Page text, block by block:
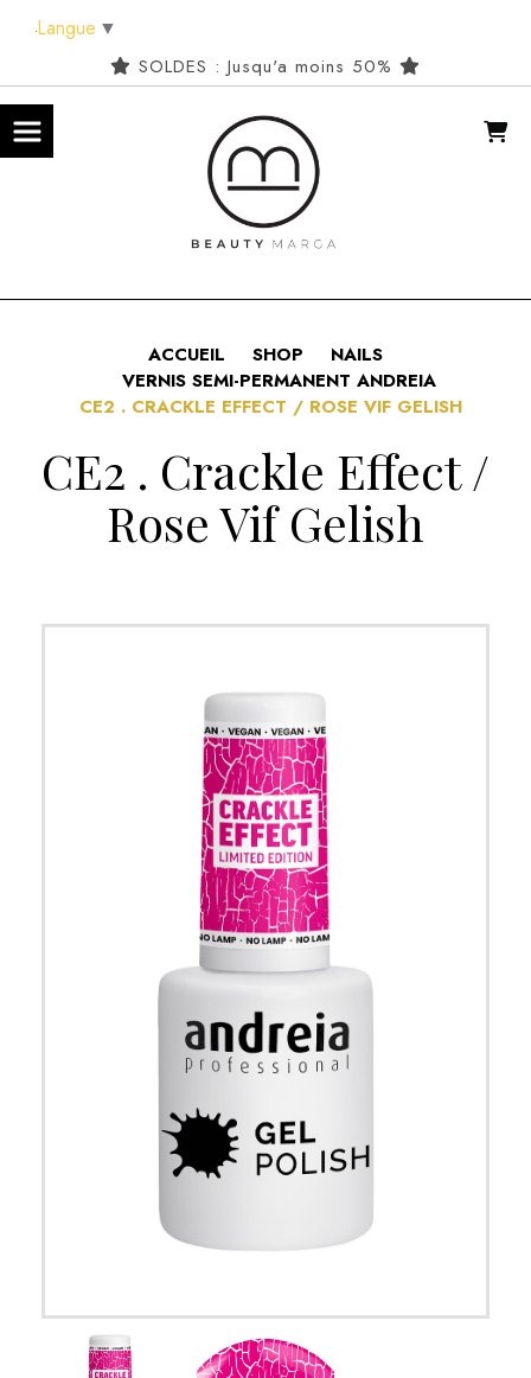
SOLDES : Jusqu'a moins 50%
ACCUEIL SHOP
NAILS
VERNIS SEMI-PERMANENT ANDREIA
CE2 . CRACKLE EFFECT / ROSE VIF GELISH
CE2 . Crackle Effect /
Rose Vif Gelish
Langue ▼